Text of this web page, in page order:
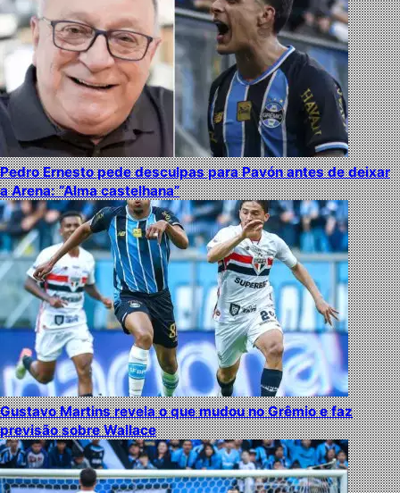
Pedro Ernesto pede desculpas para Pavón antes de deixar
a Arena: “Alma castelhana”
Gustavo Martins revela o que mudou no Grêmio e faz
previsão sobre Wallace